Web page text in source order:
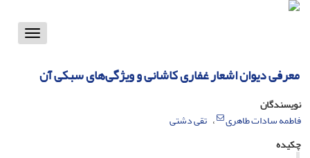
Toggle
معرفی دیوان اشعار غفاری کاشانی و ویژگی‌های سبکی آن
نویسندگان
فاطمه سادات طاهری
تقی دشتی
چکیده